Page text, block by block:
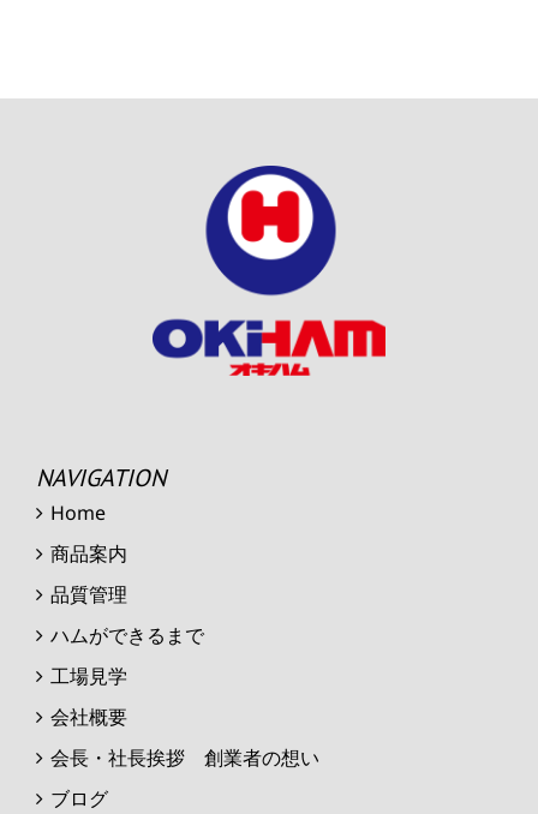
NAVIGATION
Home
商品案内
品質管理
ハムができるまで
工場見学
会社概要
会長・社長挨拶 創業者の想い
ブログ